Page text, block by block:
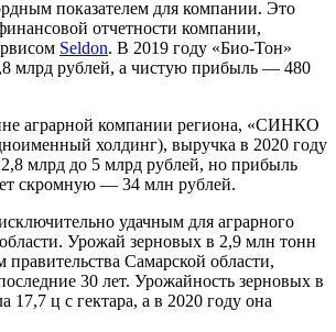
показателем для компании. Это
отчетности компании,
Seldon. В 2019 году «Био-Тон»
млрд рублей, а чистую прибыль — 480
аграрной компании региона, «СИНКО
холдинг), выручка в 2020 году
млрд до 5 млрд рублей, но прибыль
скромную — 34 млн рублей.
удачным для аграрного
Урожай зерновых в 2,9 млн тонн
правительства Самарской области,
30 лет. Урожайность зерновых в
17,7 ц с гектара, а в 2020 году она